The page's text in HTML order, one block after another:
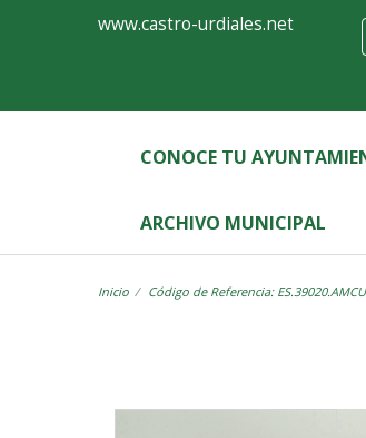
Castro-
Urdiales
www.castro-urdiales.net
CONOCE TU
ARCHIVO MUNICIPAL
Inicio Código de Referencia: